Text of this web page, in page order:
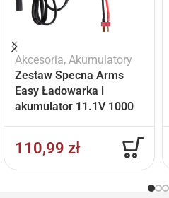
Akcesoria, Akumulatory
Zestaw Specna Arms
Easy Ładowarka i
akumulator 11.1V 1000
110,99 zł